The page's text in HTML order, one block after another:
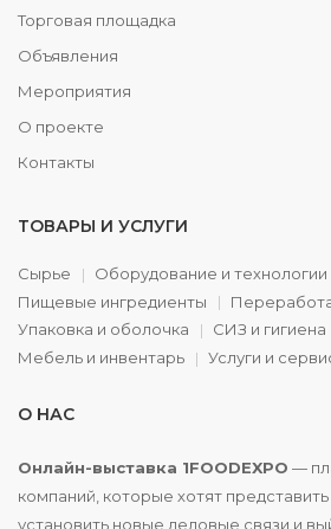
Торговая площадка
Объявления
Мероприятия
О проекте
Контакты
ТОВАРЫ И УСЛУГИ
Сырье
Оборудование и технологии
Пищевые ингредиенты
Упаковка и оболочка
СИЗ и гигиена
Мебель и инвентарь
Услуги и
О НАС
Онлайн-выставка 1FOODEXPO —
компаний, которые хотят
установить новые деловые связи и